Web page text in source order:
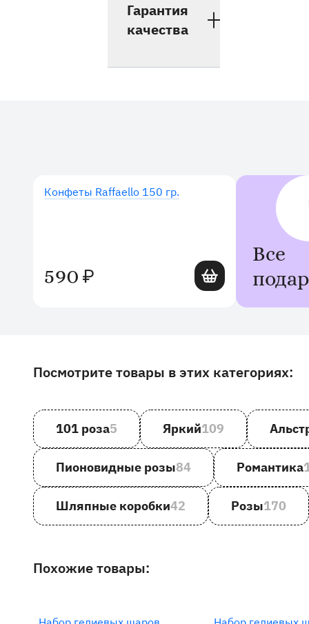
Гарантия
качества
Конфеты Raffaello 150 гр.
590 ₽ Добавить в корзину
Все
Другие товары и категории на сайте
Посмотрите товары в этих категориях:
101 роза5 Яркий109
Пионовидные розы84 Романтика
Шляпные коробки42 Розы170
Похожие товары: